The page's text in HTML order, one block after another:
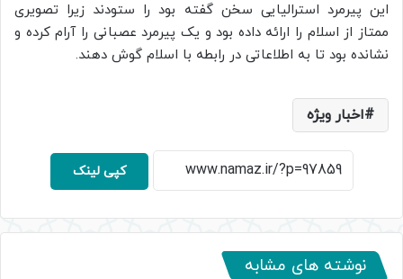
این پیرمرد استرالیایی سخن گفته بود را ستودند زیرا تصویری
ممتاز از اسلام را ارائه داده بود و یک پیرمرد عصبانی را آرام کرده و
نشانده بود تا به اطلاعاتی در رابطه با اسلام گوش دهند.
اخبار ویژه
کپی لینک
نوشته های مشابه